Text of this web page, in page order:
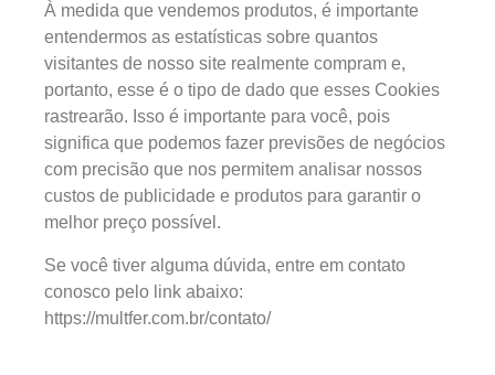
À medida que vendemos produtos, é importante
entendermos as estatísticas sobre quantos
visitantes de nosso site realmente compram e,
portanto, esse é o tipo de dado que esses Cookies
rastrearão. Isso é importante para você, pois
significa que podemos fazer previsões de negócios
com precisão que nos permitem analisar nossos
custos de publicidade e produtos para garantir o
melhor preço possível.
Se você tiver alguma dúvida, entre em contato
conosco pelo link abaixo:
https://multfer.com.br/contato/